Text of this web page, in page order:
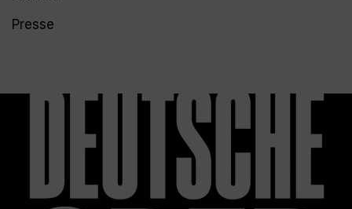
Presse